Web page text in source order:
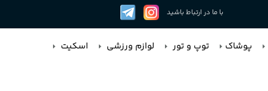
با ما در ارتباط باشید
پوشاک توپ و تور لوازم ورزشی اسکیت